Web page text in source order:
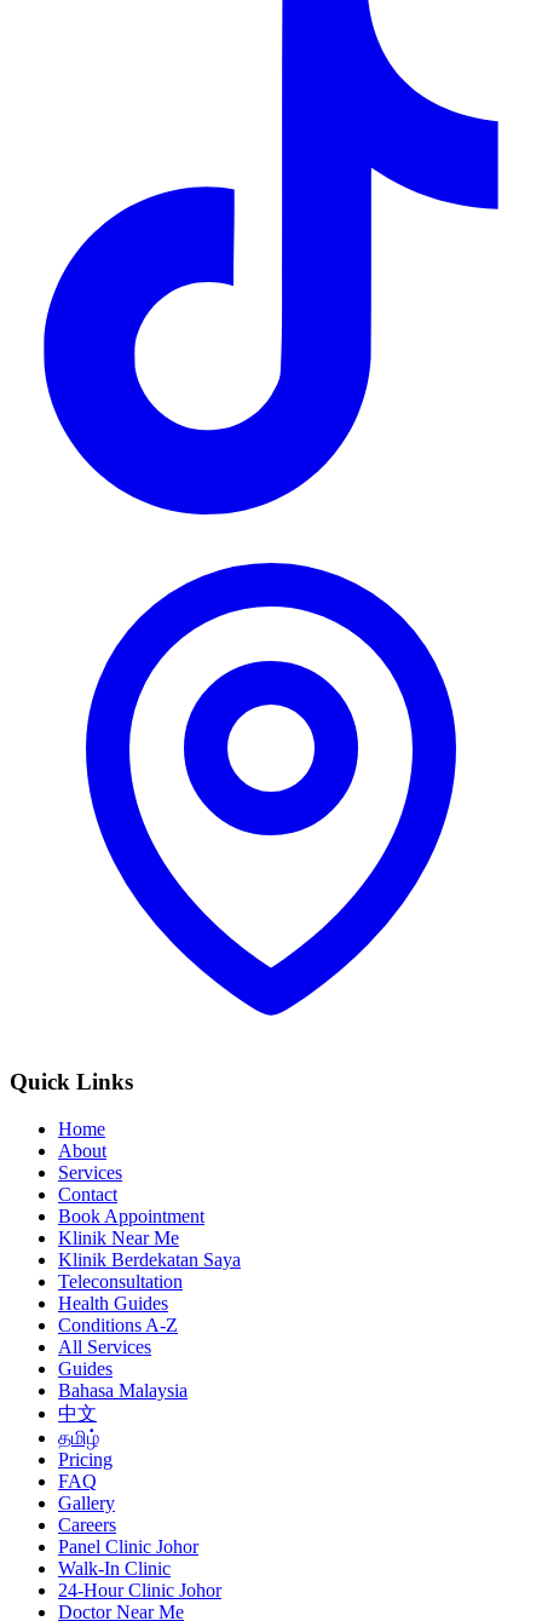
Quick Links
Home
About
Services
Contact
Book Appointment
Klinik Near Me
Klinik Berdekatan Saya
Teleconsultation
Health Guides
Conditions A-Z
All Services
Guides
Bahasa Malaysia
中文
தமிழ்
Pricing
FAQ
Gallery
Careers
Panel Clinic Johor
Walk-In Clinic
24-Hour Clinic Johor
Doctor Near Me